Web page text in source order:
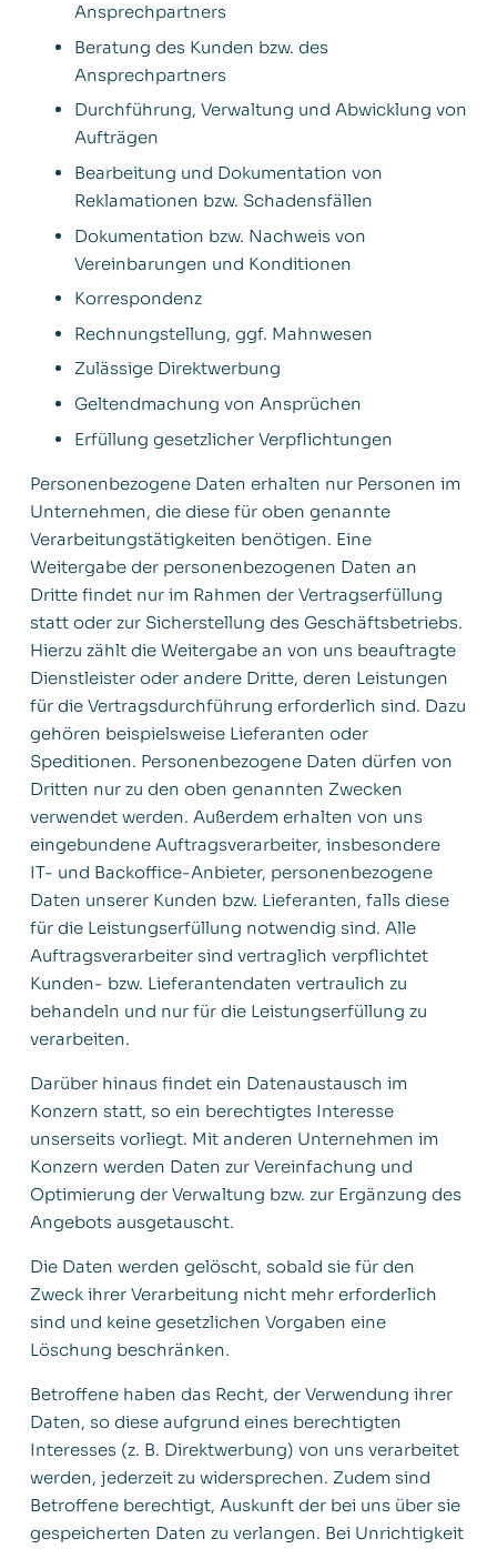
Ansprechpartners
Beratung des Kunden bzw. des
Ansprechpartners
Durchführung, Verwaltung und Abwicklung von
Aufträgen
Bearbeitung und Dokumentation von
Reklamationen bzw. Schadensfällen
Dokumentation bzw. Nachweis von
Vereinbarungen und Konditionen
Korrespondenz
Rechnungstellung, ggf. Mahnwesen
Zulässige Direktwerbung
Geltendmachung von Ansprüchen
Erfüllung gesetzlicher Verpflichtungen
Personenbezogene Daten erhalten nur Personen im
Unternehmen, die diese für oben genannte
Verarbeitungstätigkeiten benötigen. Eine
Weitergabe der personenbezogenen Daten an
Dritte findet nur im Rahmen der Vertragserfüllung
statt oder zur Sicherstellung des Geschäftsbetriebs.
Hierzu zählt die Weitergabe an von uns beauftragte
Dienstleister oder andere Dritte, deren Leistungen
für die Vertragsdurchführung erforderlich sind. Dazu
gehören beispielsweise Lieferanten oder
Speditionen. Personenbezogene Daten dürfen von
Dritten nur zu den oben genannten Zwecken
verwendet werden. Außerdem erhalten von uns
eingebundene Auftragsverarbeiter, insbesondere
IT- und Backoffice-Anbieter, personenbezogene
Daten unserer Kunden bzw. Lieferanten, falls diese
für die Leistungserfüllung notwendig sind. Alle
Auftragsverarbeiter sind vertraglich verpflichtet
Kunden- bzw. Lieferantendaten vertraulich zu
behandeln und nur für die Leistungserfüllung zu
verarbeiten.
Darüber hinaus findet ein Datenaustausch im
Konzern statt, so ein berechtigtes Interesse
unserseits vorliegt. Mit anderen Unternehmen im
Konzern werden Daten zur Vereinfachung und
Optimierung der Verwaltung bzw. zur Ergänzung des
Angebots ausgetauscht.
Die Daten werden gelöscht, sobald sie für den
Zweck ihrer Verarbeitung nicht mehr erforderlich
sind und keine gesetzlichen Vorgaben eine
Löschung beschränken.
Betroffene haben das Recht, der Verwendung ihrer
Daten, so diese aufgrund eines berechtigten
Interesses (z. B. Direktwerbung) von uns verarbeitet
werden, jederzeit zu widersprechen. Zudem sind
Betroffene berechtigt, Auskunft der bei uns über sie
gespeicherten Daten zu verlangen. Bei Unrichtigkeit